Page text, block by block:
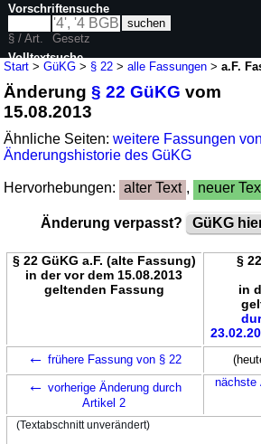
Start >GüKG > § 22 >alle Fassungen >a.F.
Änderung§ 22 GüKG vom
15.08.2013
Ähnliche Seiten:weitere Fassungen
Änderungshistorie des GüKG
Hervorhebungen: alter Text , neuer
Änderung verpasst? GüKG
§ 22 GüKG a.F. (alte Fassung)
in der vor dem 15.08.2013
geltenden Fassung
§
in
← frühere Fassung von § 22
← vorherige Änderung durch
Artikel 2
nächste
(Textabschnitt unverändert)
Vorschriftensuche
§ / Art.
Gesetz
Volltextsuche
nur in GüKG